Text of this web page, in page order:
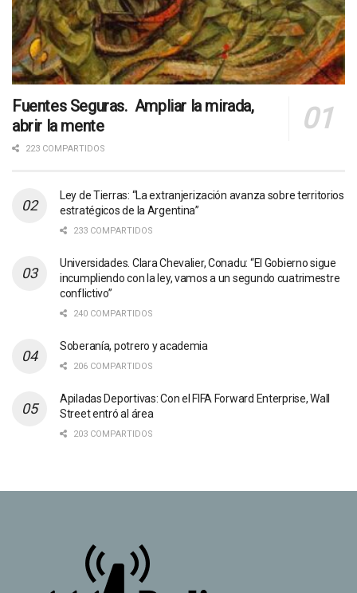
Fuentes Seguras. Ampliar la mirada,
abrir la mente
223 COMPARTIDOS
Ley de Tierras: “La extranjerización avanza sobre territorios
estratégicos de la Argentina”
233 COMPARTIDOS
Universidades. Clara Chevalier, Conadu: “El Gobierno sigue
incumpliendo con la ley, vamos a un segundo cuatrimestre
conflictivo”
240 COMPARTIDOS
Soberanía, potrero y academia
206 COMPARTIDOS
Apiladas Deportivas: Con el FIFA Forward Enterprise, Wall
Street entró al área
203 COMPARTIDOS